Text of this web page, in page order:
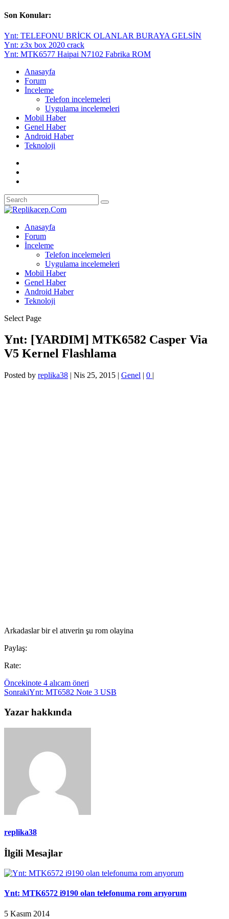
Son Konular:
Ynt: TELEFONU BRİCK OLANLAR BURAYA GELSİN
Ynt: z3x box 2020 crack
Ynt: MTK6577 Haipai N7102 Fabrika ROM
Anasayfa
Forum
İnceleme
Telefon incelemeleri
Uygulama incelemeleri
Mobil Haber
Genel Haber
Android Haber
Teknoloji
Anasayfa
Forum
İnceleme
Telefon incelemeleri
Uygulama incelemeleri
Mobil Haber
Genel Haber
Android Haber
Teknoloji
Select Page
Ynt: [YARDIM] MTK6582 Casper Via
V5 Kernel Flashlama
Posted by replika38 | Nis 25, 2015 | Genel | 0 |
Arkadaslar bir el atıverin şu rom olayina
Paylaş:
Rate:
Öncekinote 4 alıcam öneri
SonrakiYnt: MT6582 Note 3 USB
Yazar hakkında
replika38
İlgili Mesajlar
Ynt: MTK6572 i9190 olan telefonuma rom arıyorum
5 Kasım 2014